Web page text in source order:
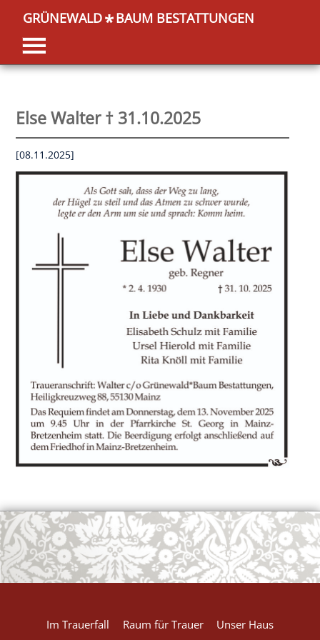
European Commission | Cookies Policy
powered by WPCookiePro
GRÜNEWALD*BAUM BESTATTUNGEN
Else Walter † 31.10.2025
[08.11.2025]
Im Trauerfall Raum für Trauer Unser Haus